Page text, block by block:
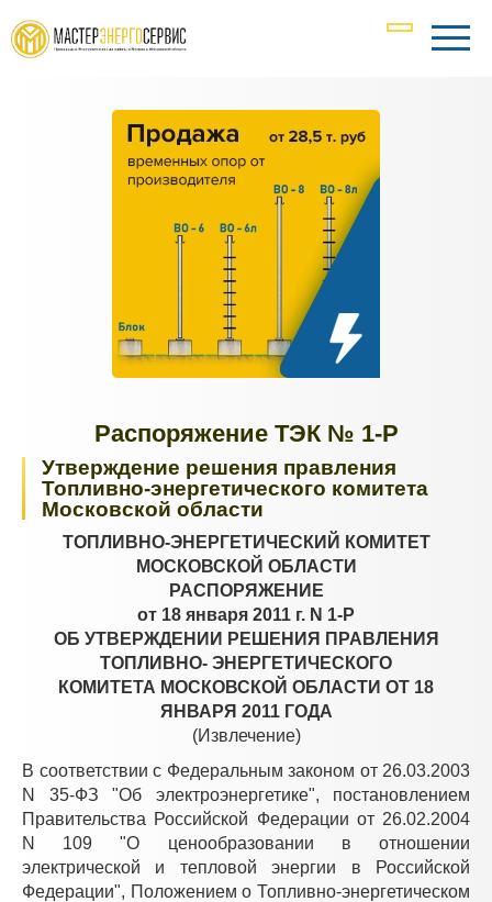
Распоряжение ТЭК № 1-Р
Утверждение решения правления
Топливно-энергетического комитета
Московской области
ТОПЛИВНО-ЭНЕРГЕТИЧЕСКИЙ КОМИТЕТ
МОСКОВСКОЙ ОБЛАСТИ
РАСПОРЯЖЕНИЕ
от 18 января 2011 г. N 1-Р
ОБ УТВЕРЖДЕНИИ РЕШЕНИЯ ПРАВЛЕНИЯ
ТОПЛИВНО- ЭНЕРГЕТИЧЕСКОГО
КОМИТЕТА МОСКОВСКОЙ ОБЛАСТИ ОТ 18
ЯНВАРЯ 2011 ГОДА
(Извлечение)
В соответствии с Федеральным законом от 26.03.2003
N 35-ФЗ "Об электроэнергетике", постановлением
Правительства Российской Федерации от 26.02.2004
N 109 "О ценообразовании в отношении
электрической и тепловой энергии в Российской
Федерации", Положением о Топливно-энергетическом